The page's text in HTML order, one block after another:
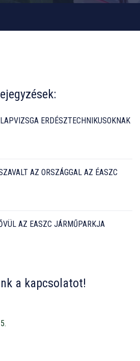
ERDÉSZTECHNIKUSOKNAK
AZ ORSZÁGGAL AZ ÉASZC
AZ EASZC JÁRMŰPARKJA
a kapcsolatot!